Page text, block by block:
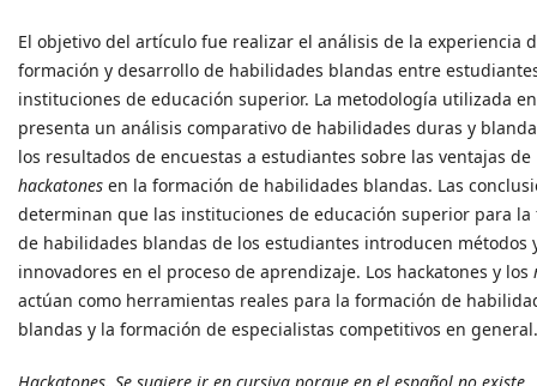
El objetivo del artículo fue realizar el análisis de la experiencia
formación y desarrollo de habilidades blandas entre
instituciones de educación superior. La metodología utilizada
presenta un análisis comparativo de habilidades duras y
los resultados de encuestas a estudiantes sobre las ventajas de
hackatones en la formación de habilidades blandas. Las
determinan que las instituciones de educación superior para la
de habilidades blandas de los estudiantes introducen métodos
innovadores en el proceso de aprendizaje. Los hackatones y los
actúan como herramientas reales para la formación de
blandas y la formación de especialistas competitivos en general.